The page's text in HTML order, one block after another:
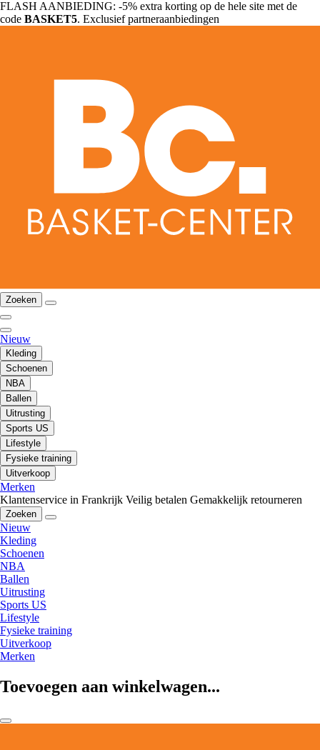
FLASH AANBIEDING: -5% extra korting op de hele site met de
code BASKET5. Exclusief partneraanbiedingen
Zoeken
Nieuw
Kleding
Schoenen
NBA
Ballen
Uitrusting
Sports US
Lifestyle
Fysieke training
Uitverkoop
Merken
Klantenservice in Frankrijk Veilig betalen Gemakkelijk retourneren
Zoeken
Nieuw
Kleding
Schoenen
NBA
Ballen
Uitrusting
Sports US
Lifestyle
Fysieke training
Uitverkoop
Merken
Toevoegen aan winkelwagen...